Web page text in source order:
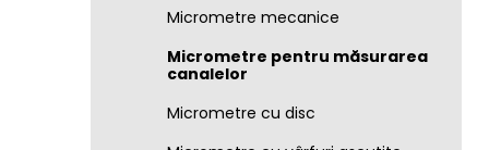
Micrometre mecanice
Micrometre pentru măsurarea
canalelor
Micrometre cu disc